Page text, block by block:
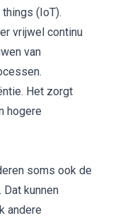
(IoT).
vrijwel continu
van
Het zorgt
hogere
soms ook de
. Dat kunnen
andere